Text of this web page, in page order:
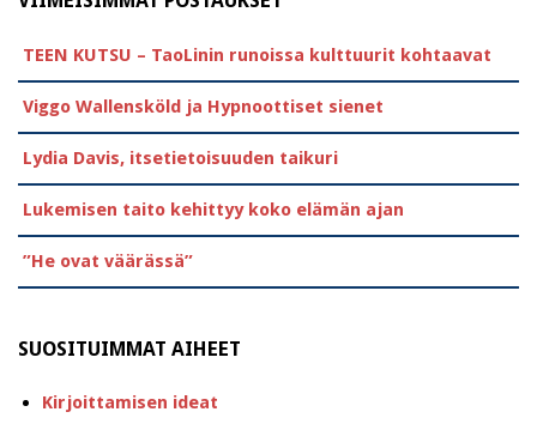
TEEN KUTSU – TaoLinin runoissa kulttuurit kohtaavat
Viggo Wallensköld ja Hypnoottiset sienet
Lydia Davis, itsetietoisuuden taikuri
Lukemisen taito kehittyy koko elämän ajan
”He ovat väärässä”
SUOSITUIMMAT AIHEET
Kirjoittamisen ideat